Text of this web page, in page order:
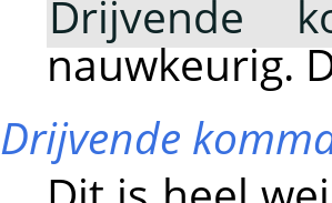
Drijvende
nauwkeurig.
Drijvende